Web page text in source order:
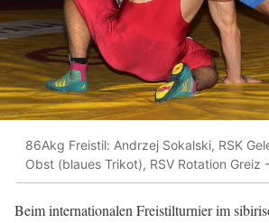
86Akg Freistil: Andrzej Sokalski, RSK
Obst (blaues Trikot), RSV Rotation
Beim internationalen Freistilturnier im